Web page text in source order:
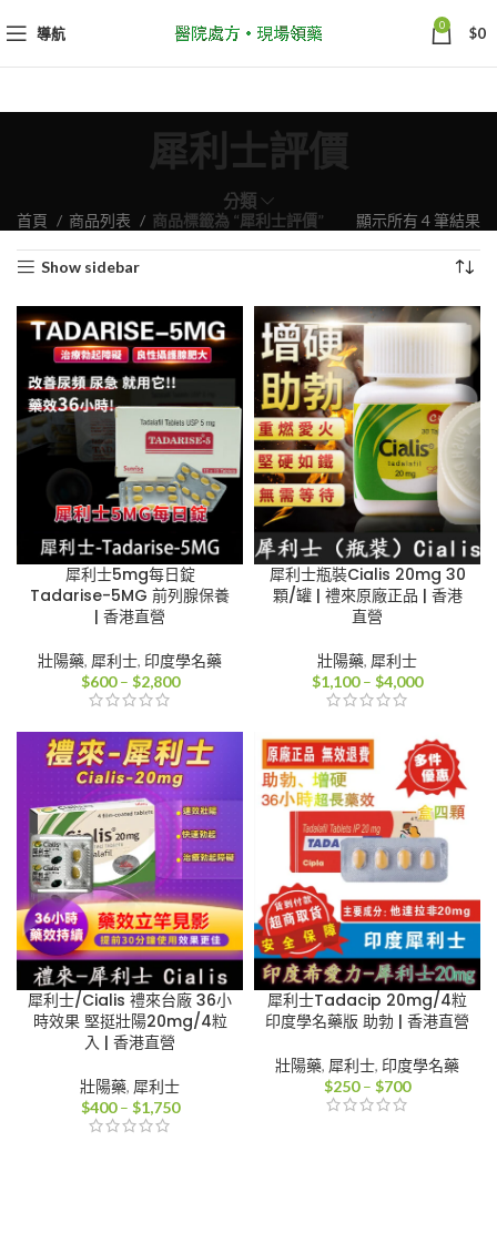
導航 0 $0
犀利士評價
分類
首頁 商品列表 商品標籤為 “犀利士評價” 顯示所有 4 筆結果
排
序
Show sidebar
犀利士5mg每日錠
Tadarise-5MG 前列腺保養
| 香港直營
壯陽藥, 犀利士, 印度學名藥
$600 – $2,800價
圍：
$600
到
$2,800
犀利士瓶裝Cialis 20mg 30
顆/罐 | 禮來原廠正品 | 香港
直營
壯陽藥, 犀利士
$1,100 – $4,000價
圍：
$1,100
到
$4,000
犀利士/Cialis 禮來台廠 36小
時效果 堅挺壯陽20mg/4粒
入 | 香港直營
壯陽藥, 犀利士
$400 – $1,750價
犀利士Tadacip 20mg/4粒
印度學名藥版 助勃 | 香港直營
壯陽藥, 犀利士, 印度學名藥
$250 – $700價